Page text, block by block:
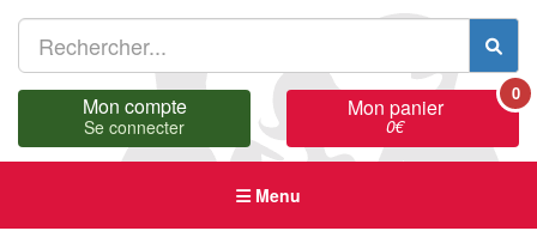
Mon compte
Se connecter
Mon panier
0€
0
Menu